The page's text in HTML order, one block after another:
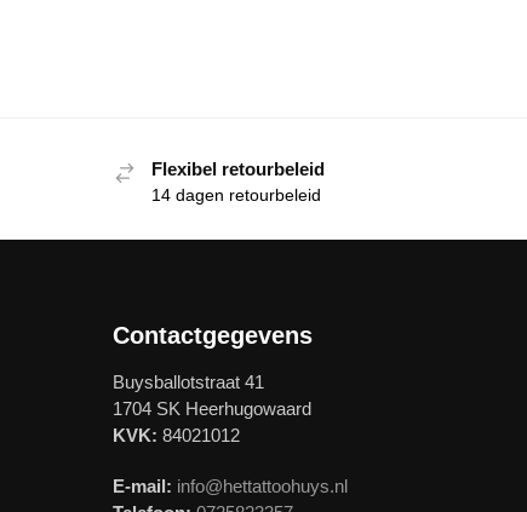
Flexibel retourbeleid
14 dagen retourbeleid
Contactgegevens
Buysballotstraat 41
1704 SK Heerhugowaard
KVK: 84021012
E-mail: info@hettattoohuys.nl